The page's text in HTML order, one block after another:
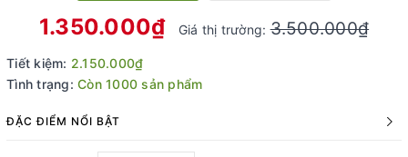
1.350.000₫ Giá thị trường:3.500.000₫
Tiết kiệm: 2.150.000₫
Tình trạng: Còn 1000 sản phẩm
ĐẶC ĐIỂM NỔI BẬT